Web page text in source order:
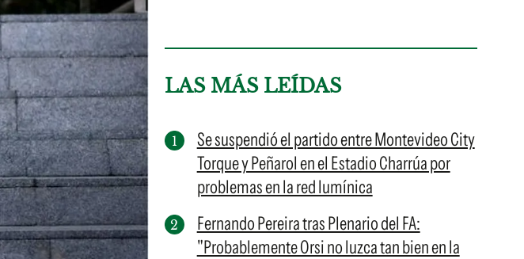
LAS MÁS LEÍDAS
Se suspendió el partido entre Montevideo City
Torque y Peñarol en el Estadio Charrúa por
problemas en la red lumínica
Fernando Pereira tras Plenario del FA:
"Probablemente Orsi no luzca tan bien en la